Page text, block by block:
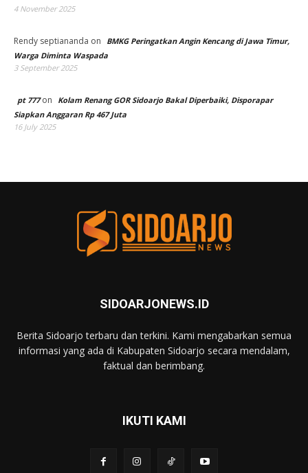
4 November 2025
Rendy septiananda on
BMKG Peringatkan Angin Kencang di Jawa Timur,
Warga Diminta Waspada
3 September 2025
pt 777on
Kolam Renang GOR Sidoarjo Bakal Diperbaiki, Disporapar
Siapkan Anggaran Rp 467 Juta
16 July 2025
SIDOARJONEWS.ID
Berita Sidoarjo terbaru dan terkini. Kami mengabarkan semua
informasi yang ada di Kabupaten Sidoarjo secara mendalam,
faktual dan berimbang.
IKUTI KAMI